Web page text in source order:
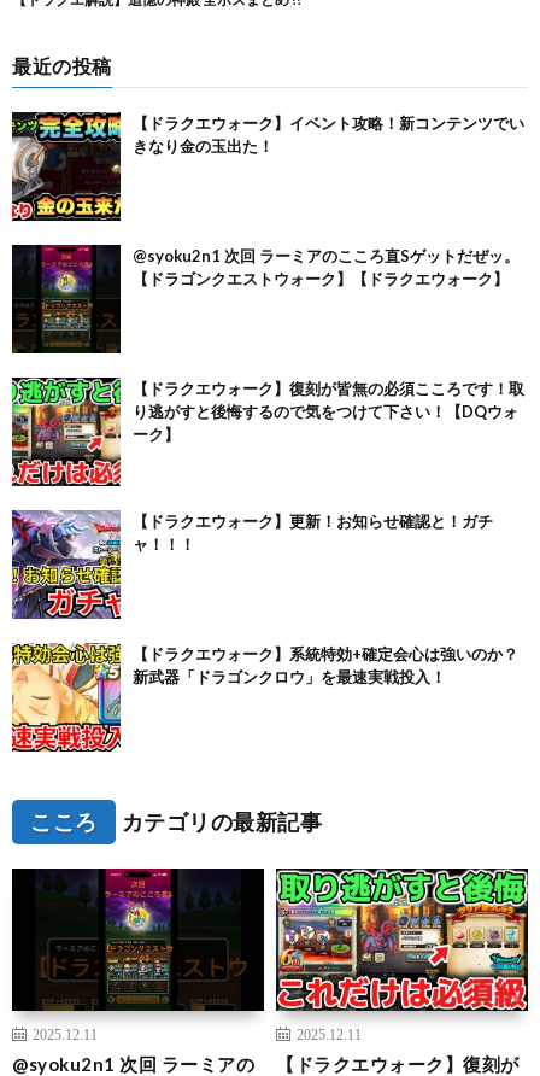
最近の投稿
【ドラクエウォーク】イベント攻略！新コンテンツでい
きなり金の玉出た！
@syoku2n1 次回 ラーミアのこころ直Sゲットだぜッ。
【ドラゴンクエストウォーク】【ドラクエウォーク】
【ドラクエウォーク】復刻が皆無の必須こころです！取
り逃がすと後悔するので気をつけて下さい！【DQウォ
ーク】
【ドラクエウォーク】更新！お知らせ確認と！ガチ
ャ！！！
【ドラクエウォーク】系統特効+確定会心は強いのか？
新武器「ドラゴンクロウ」を最速実戦投入！
こころ カテゴリの最新記事
2025.12.11
@syoku2n1 次回 ラーミアの
2025.12.11
【ドラクエウォーク】復刻が